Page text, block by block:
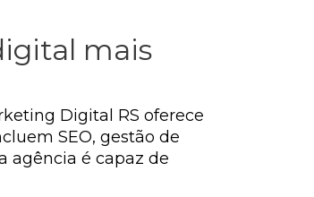
mais
Digital RS oferece
SEO, gestão de
agência é capaz de